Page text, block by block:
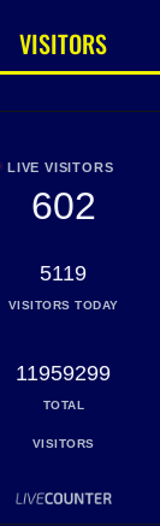
VISITORS
LIVE VISITORS
602
5119
VISITORS TODAY
11959299
TOTAL
VISITORS